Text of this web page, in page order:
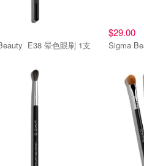
Sigma Beauty E38 晕色眼刷 1支
$29.00